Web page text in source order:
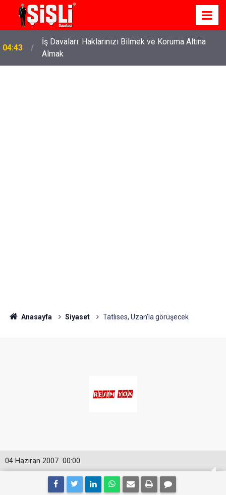
04:43
İş Davaları: Haklarınızı Bilmek ve Koruma Altına
Almak
Anasayfa Siyaset Tatlıses, Uzan'la görüşecek
00:00
04 Haziran 2007